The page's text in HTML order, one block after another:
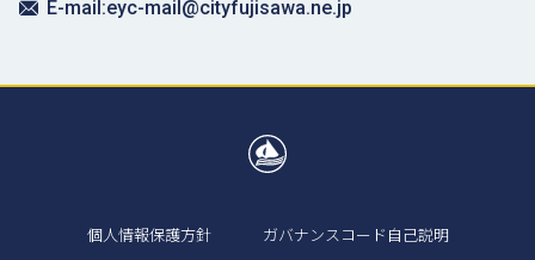
E-mail:eyc-mail@cityfujisawa.ne.jp
個人情報保護方針 ガバナンスコード自己説明